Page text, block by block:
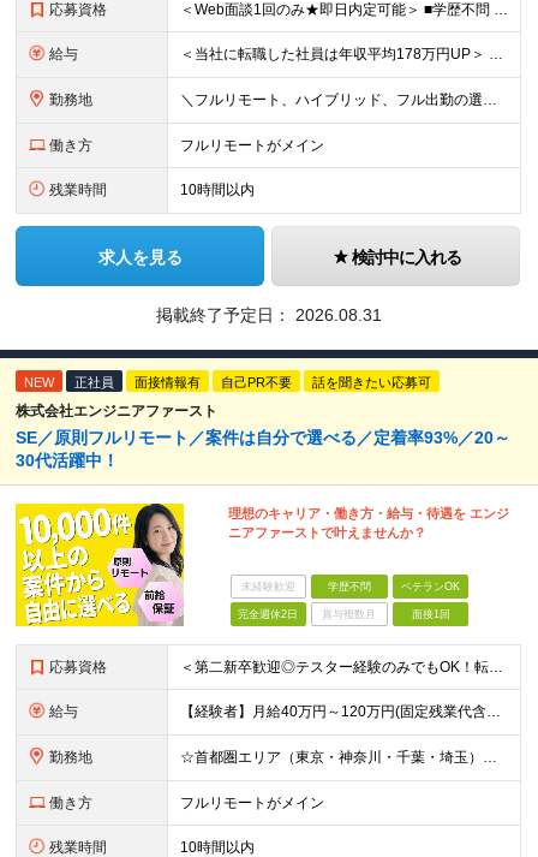
応募資格 ＜Web面談1回のみ★即日内定可能＞ ■学歴不問 ■エンジニアとしての実務経験1年以上 （開発・インフラ・技術・工程など不問）
給与 ＜当社に転職した社員は年収平均178万円UP＞ 月給45万円～120万円＋賞与＋各手当 ※経験・能力などを考慮の上、決定します ※案件の契約内容（月単金など）や昇給、賞与額はすべてシステム上で開示し
勤務地 ＼フルリモート、ハイブリッド、フル出勤の選択可＆帰社日なし／ 【下記エリアを中心とするクライアント先または自宅にて勤務】 ■首都圏：東京・埼玉・千葉・神奈川 ■関西：大阪・兵庫・京都・滋賀・奈良・和
働き方 フルリモートがメイン
残業時間 10時間以内
求人を見る 検討中に入れる
掲載終了予定日： 2026.08.31
NEW 正社員 面接情報有 自己PR不要 話を聞きたい応募可
株式会社エンジニアファースト
SE／原則フルリモート／案件は自分で選べる／定着率93%／20～
30代活躍中！
理想のキャリア・働き方・給与・待遇を エンジ
ニアファーストで叶えませんか？
未経験歓迎 学歴不問 ベテランOK
完全週休2日 賞与複数月 面接1回
応募資格 ＜第二新卒歓迎◎テスター経験のみでもOK！転職回数不問＞ ■学歴不問 ■ブランクOK ■エンジニアとしての実務経験が1年以上ある方 └開発、インフラ、工程、言語は一切不問！ ※未経験も若干名募集して
給与 【経験者】月給40万円～120万円(固定残業代含む)+各種手当 ★前職給与の総収入額を100％保証｜還元率84％〜100％ ★20代の平均年収570万円 ※月給には、みなし残業手当(月30時間／5万
勤務地 ☆首都圏エリア（東京・神奈川・千葉・埼玉）・名古屋・大阪・福岡を中心とした全国各地のプロジェクト先に参画いただきます。 ※希望をヒアリングした上で決定します ☆全国各地からフルリモートOK 【本社】
働き方 フルリモートがメイン
残業時間 10時間以内